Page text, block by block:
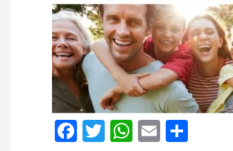
Facebook
TwitterEmail